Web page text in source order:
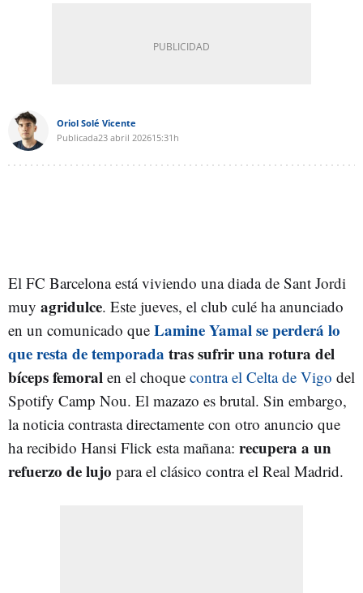
Oriol Solé Vicente
Publicada23 abril 202615:31h
El FC Barcelona está viviendo una diada de Sant Jordi
muy agridulce. Este jueves, el club culé ha anunciado
en un comunicado que Lamine Yamal se perderá lo
que resta de temporada tras sufrir una rotura del
bíceps femoral en el choque contra el Celta de Vigo del
Spotify Camp Nou. El mazazo es brutal. Sin embargo,
la noticia contrasta directamente con otro anuncio que
ha recibido Hansi Flick esta mañana: recupera a un
refuerzo de lujo para el clásico contra el Real Madrid.